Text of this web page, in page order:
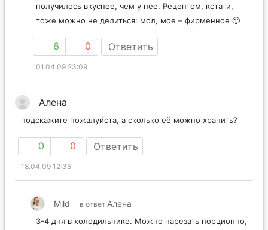
получилось вкуснее, чем у нее. Рецептом, кстати,
тоже можно не делиться: мол, мое – фирменное 🙂
6 0 Ответить
01.04.09 23:09
Алена
подскажите пожалуйста, а сколько её можно хранить?
0 0 Ответить
18.04.09 12:35
Mild в ответ Алена
3-4 дня в холодильнике. Можно нарезать порционно,